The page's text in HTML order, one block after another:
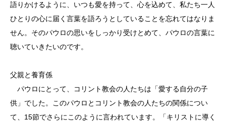
語りかけるように、いつも愛を持って、心を込めて、私たち一人
ひとりの心に届く言葉を語ろうとしていることを忘れてはなりま
せん。そのパウロの思いをしっかり受けとめて、パウロの言葉に
聴いていきたいのです。
父親と養育係
パウロにとって、コリント教会の人たちは「愛する自分の子
供」でした。このパウロとコリント教会の人たちの関係につい
て、15節でさらにこのように言われています。「キリストに導く